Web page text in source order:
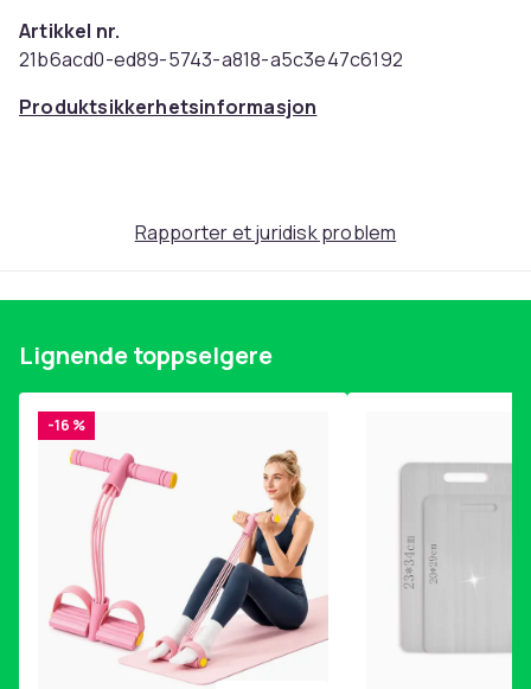
Artikkel nr.
21b6acd0-ed89-5743-a818-a5c3e47c6192
Produktsikkerhetsinformasjon
Rapporter et juridisk problem
Lignende toppselgere
-16 %